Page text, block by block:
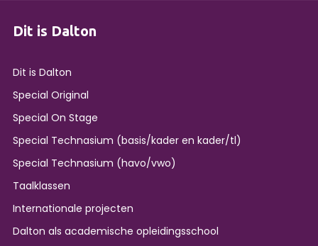
Dit is Dalton
Dit is Dalton
Special Original
Special On Stage
Special Technasium (basis/kader en kader/tl)
Special Technasium (havo/vwo)
Taalklassen
Internationale projecten
Dalton als academische opleidingsschool